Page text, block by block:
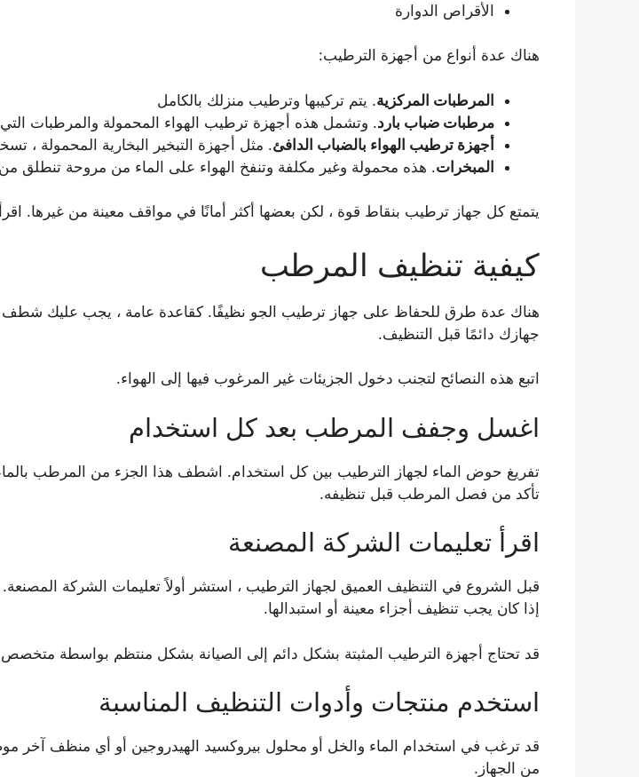
الأقراص الدوارة
هناك عدة أنواع من أجهزة الترطيب:
المرطبات المركزية. يتم تركيبها وترطيب منزلك بالكامل
مرطبات ضباب بارد. وتشمل هذه أجهزة ترطيب الهواء المحمولة والمرطبات
أجهزة ترطيب الهواء بالضباب الدافئ. مثل أجهزة التبخير البخارية المحمولة ،
المبخرات. هذه محمولة وغير مكلفة وتنفخ الهواء على الماء من مروحة تنطلق
يتمتع كل جهاز ترطيب بنقاط قوة ، لكن بعضها أكثر أمانًا في مواقف معينة من غيرها.
كيفية تنظيف المرطب
هناك عدة طرق للحفاظ على جهاز ترطيب الجو نظيفًا. كقاعدة عامة ، يجب عليك شطف
جهازك دائمًا قبل التنظيف.
اتبع هذه النصائح لتجنب دخول الجزيئات غير المرغوب فيها إلى الهواء.
اغسل وجفف المرطب بعد كل استخدام
تفريغ حوض الماء لجهاز الترطيب بين كل استخدام. اشطف هذا الجزء من المرطب
تأكد من فصل المرطب قبل تنظيفه.
اقرأ تعليمات الشركة المصنعة
قبل الشروع في التنظيف العميق لجهاز الترطيب ، استشر أولاً تعليمات الشركة
إذا كان يجب تنظيف أجزاء معينة أو استبدالها.
قد تحتاج أجهزة الترطيب المثبتة بشكل دائم إلى الصيانة بشكل منتظم بواسطة
استخدم منتجات وأدوات التنظيف المناسبة
قد ترغب في استخدام الماء والخل أو محلول بيروكسيد الهيدروجين أو أي منظف آخر
من الجهاز.